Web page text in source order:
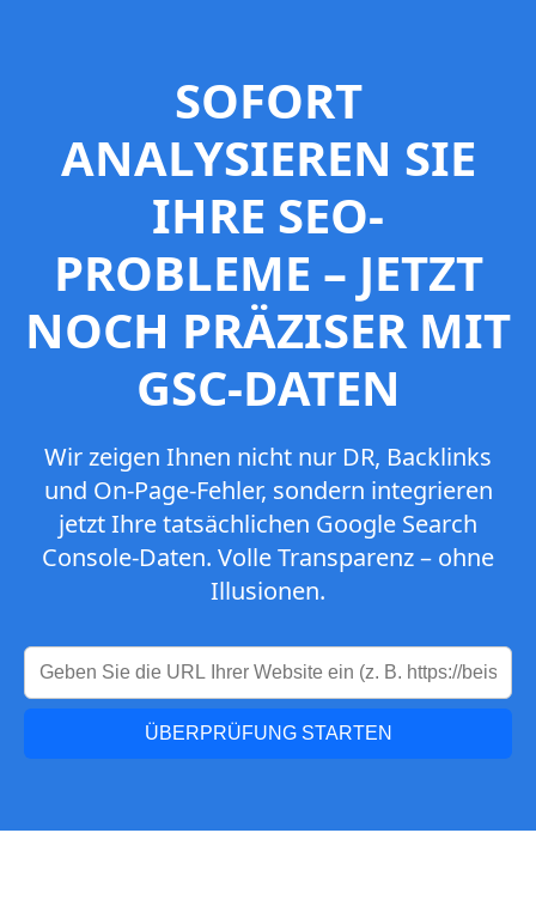
SOFORT
ANALYSIEREN SIE
IHRE SEO-
PROBLEME – JETZT
NOCH PRÄZISER MIT
GSC-DATEN
Wir zeigen Ihnen nicht nur DR, Backlinks
und On-Page-Fehler, sondern integrieren
jetzt Ihre tatsächlichen Google Search
Console-Daten. Volle Transparenz – ohne
Illusionen.
ÜBERPRÜFUNG STARTEN